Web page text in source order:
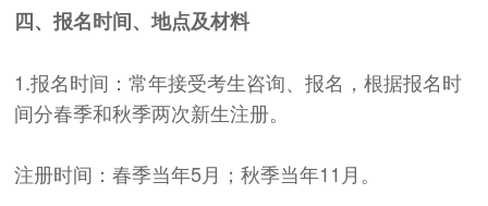
四、报名时间、地点及材料
1.报名时间：常年接受考生咨询、报名，根据报名时
间分春季和秋季两次新生注册。
注册时间：春季当年5月；秋季当年11月。